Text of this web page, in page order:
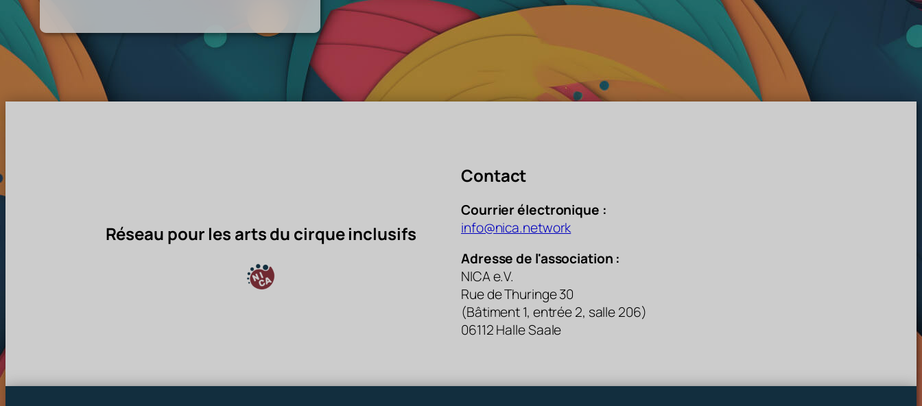
Réseau pour les arts du cirque inclusifs
Contact
Courrier électronique :
info@nica.network
Adresse de l'association :
NICA e.V.
Rue de Thuringe 30
(Bâtiment 1, entrée 2, salle 206)
06112 Halle Saale